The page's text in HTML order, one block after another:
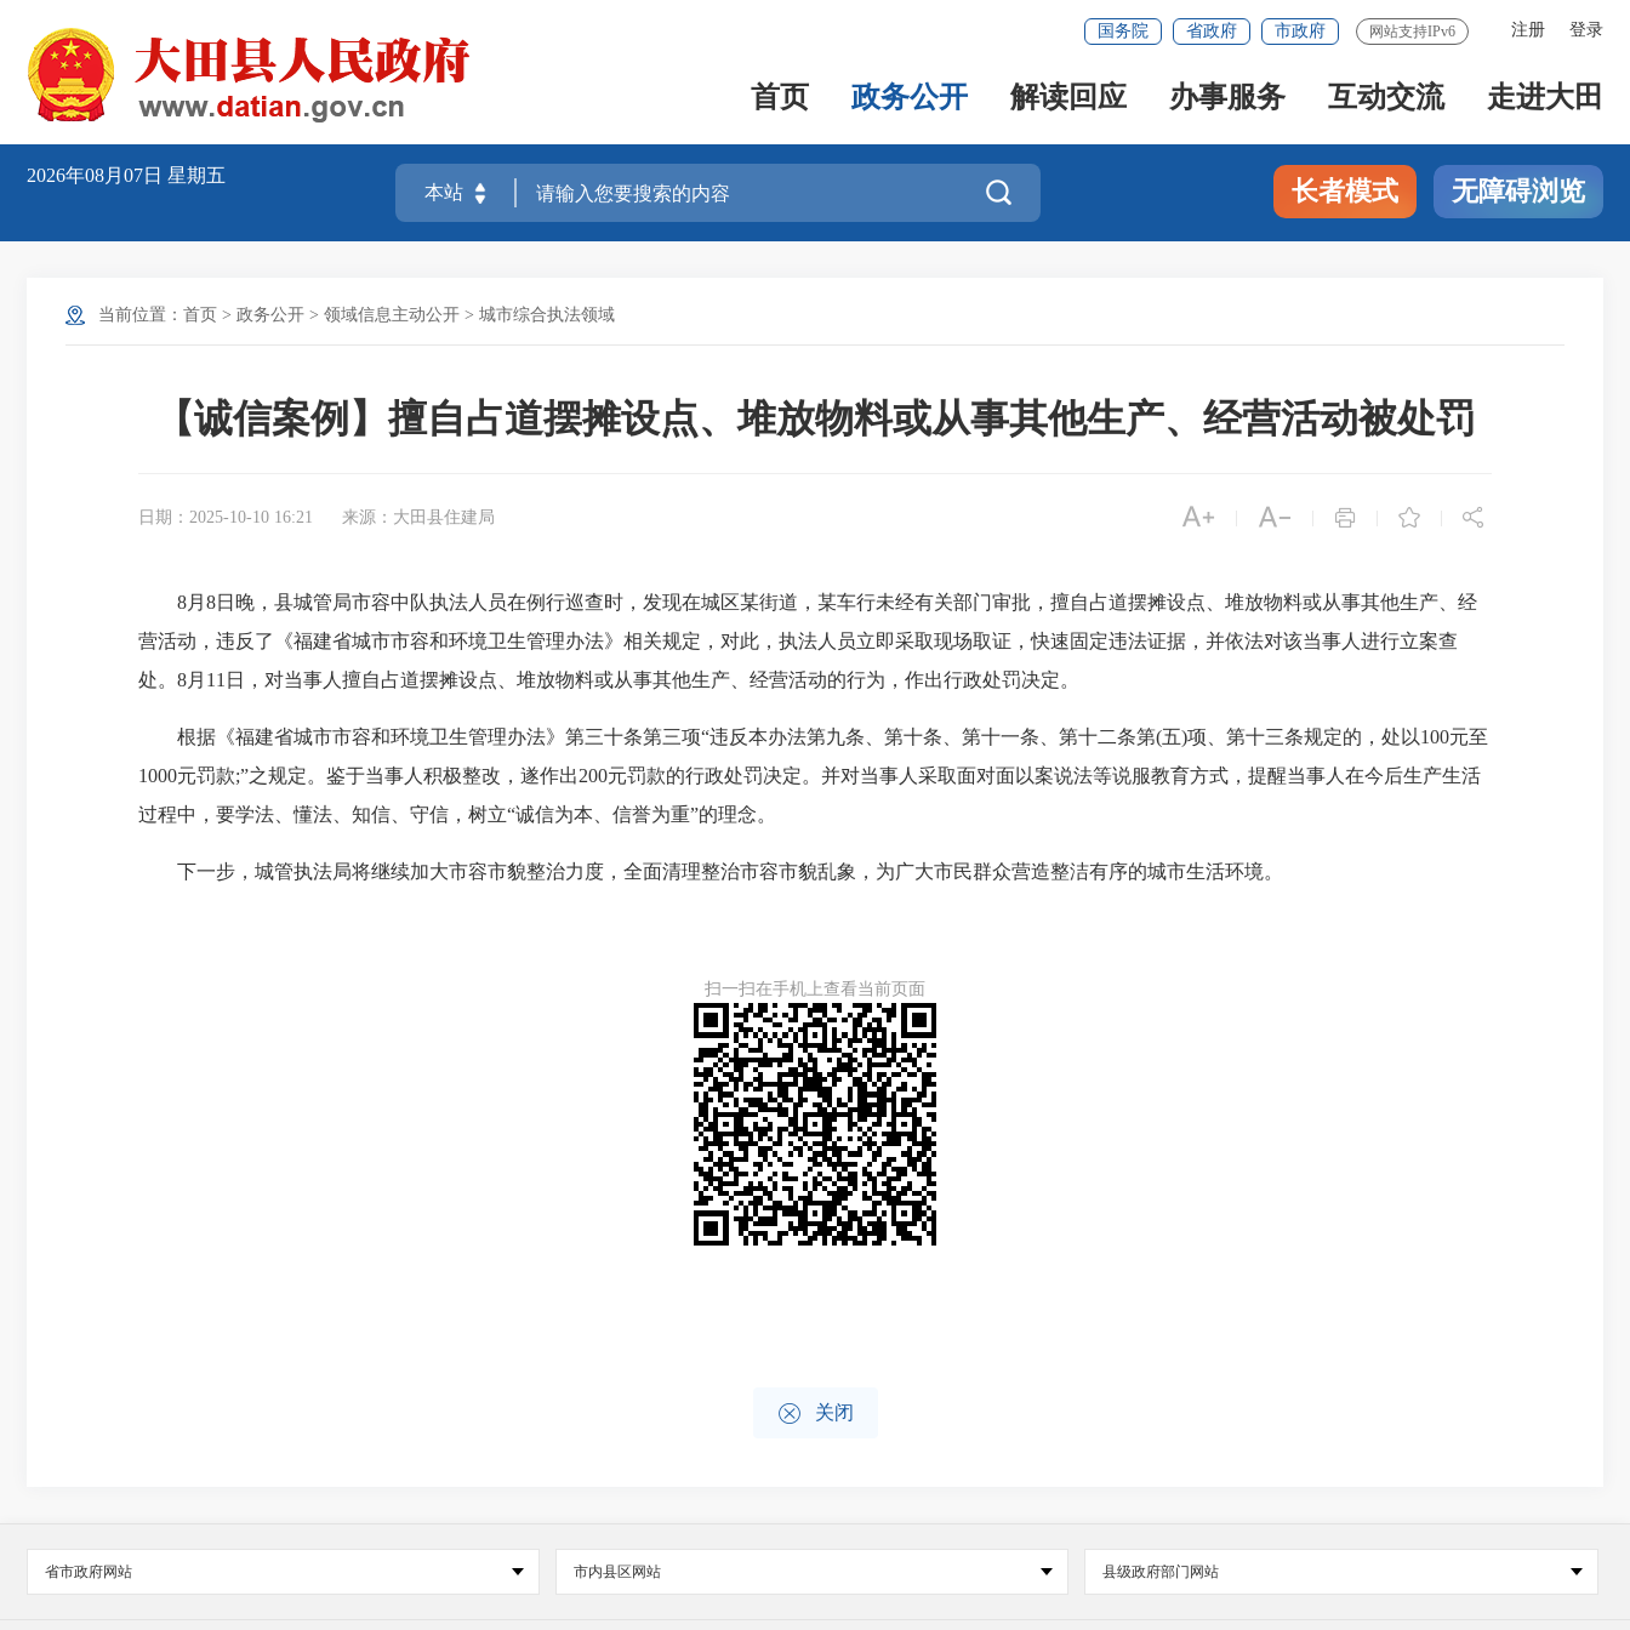
注册 登录
国务院 省政府 市政府 网站支持IPv6
首页 政务公开 解读回应 办事服务 互动交流 走进大田
2026年08月07日 星期五
 长者模式 无障碍浏览
当前位置： 首页 > 政务公开 > 领域信息主动公开 > 城市综合执法领域
【诚信案例】擅自占道摆摊设点、堆放物料或从事其他生产、经营活动被处罚
日期：2025-10-10 16:21 来源：大田县住建局     
8月8日晚，县城管局市容中队执法人员在例行巡查时，发现在城区某街道，某车行未经有关部门审批，擅自占道摆摊设点、堆放物料或从事其他生产、经
营活动，违反了《福建省城市市容和环境卫生管理办法》相关规定，对此，执法人员立即采取现场取证，快速固定违法证据，并依法对该当事人进行立案查
处。8月11日，对当事人擅自占道摆摊设点、堆放物料或从事其他生产、经营活动的行为，作出行政处罚决定。
根据《福建省城市市容和环境卫生管理办法》第三十条第三项“违反本办法第九条、第十条、第十一条、第十二条第(五)项、第十三条规定的，处以100元至
1000元罚款;”之规定。鉴于当事人积极整改，遂作出200元罚款的行政处罚决定。并对当事人采取面对面以案说法等说服教育方式，提醒当事人在今后生产生活
过程中，要学法、懂法、知信、守信，树立“诚信为本、信誉为重”的理念。
下一步，城管执法局将继续加大市容市貌整治力度，全面清理整治市容市貌乱象，为广大市民群众营造整洁有序的城市生活环境。
扫一扫在手机上查看当前页面
 关闭
省市政府网站 市内县区网站 县级政府部门网站